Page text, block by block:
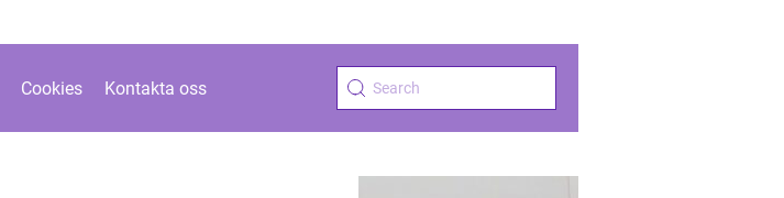
Cookies Kontakta oss